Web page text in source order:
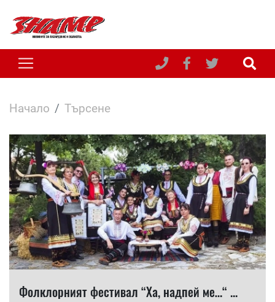
Начало Търсене
Фолклорният фестивал “Ха, надпей ме…“ ...